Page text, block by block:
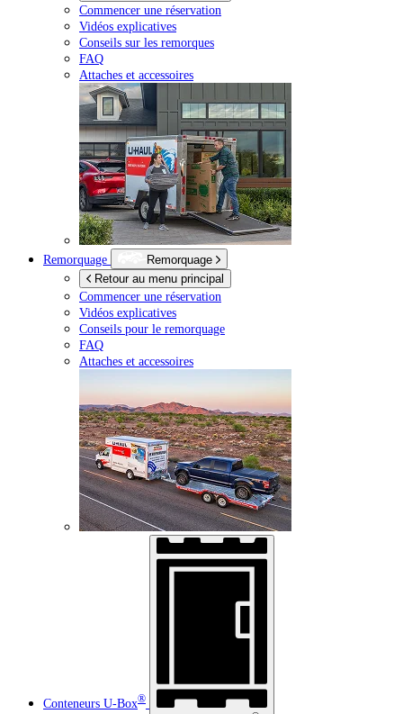
Commencer une réservation
Vidéos explicatives
Conseils sur les remorques
FAQ
Attaches et accessoires
Remorquage
Remorquage
Retour au menu principal
Commencer une réservation
Vidéos explicatives
Conseils pour le remorquage
FAQ
Attaches et accessoires
Conteneurs U-Box®